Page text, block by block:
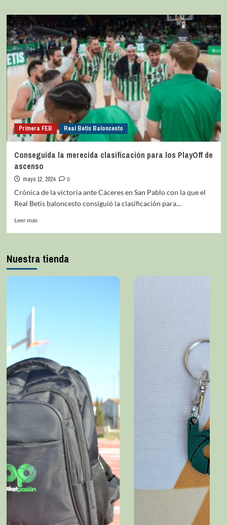
Primera FEB Real Betis Baloncesto
Conseguida la merecida clasificación para los PlayOff de
ascenso
mayo 12, 2024
0
Crónica de la victoria ante Cáceres en San Pablo con la que el
Real Betis baloncesto consiguió la clasificación para...
Leer más
Nuestra tienda